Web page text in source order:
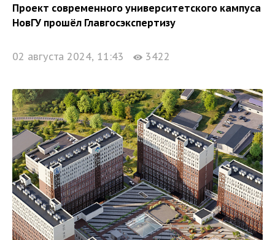
Проект современного университетского кампуса
НовГУ прошёл Главгосэкспертизу
02 августа 2024, 11:43 3422